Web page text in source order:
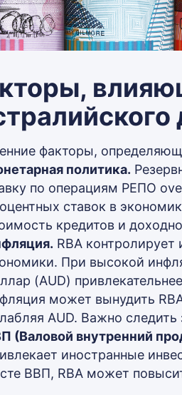
факторы,
политика.
по операциям РЕПО
ставок в
кредитов и
RBA
При высокой
(AUD)
может вынудить
AUD. Важно
(Валовой внутренний
иностранные
ВВП, RBA может